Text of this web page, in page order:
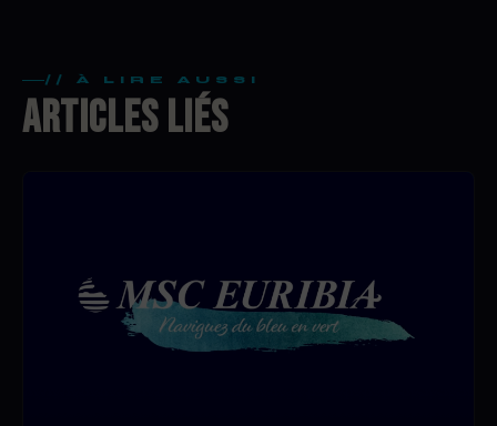
// À LIRE AUSSI
ARTICLES LIÉS